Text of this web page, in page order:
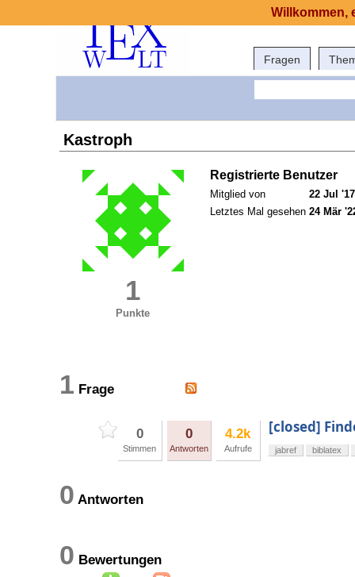
Fragen
Kastroph
1
Punkte
Registrierte Benutzer
Mitglied von
22 Jul
Letztes Mal gesehen 24 Mär
1 Frage
0
Stimmen
0
Antworten
4.2k
Aufrufe
[closed]
jabref biblatex
0 Antworten
0 Bewertungen
Willkommen,